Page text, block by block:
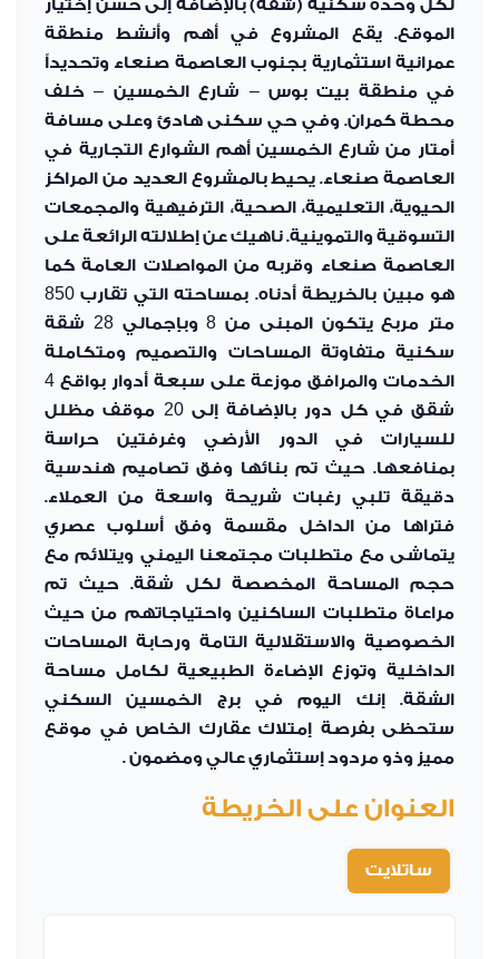
لكل وحدة سكنية (شقة) بالإضافة إلى حسن إختيار
الموقع. يقع المشروع في أهم وأنشط منطقة
عمرانية استثمارية بجنوب العاصمة صنعاء وتحديداً
في منطقة بيت بوس – شارع الخمسين – خلف
محطة كمران. وفي حي سكنى هادئ وعلى مسافة
أمتار من شارع الخمسين أهم الشوارع التجارية في
العاصمة صنعاء. يحيط بالمشروع العديد من المراكز
الحيوية، التعليمية، الصحية، الترفيهية والمجمعات
التسوقية والتموينية. ناهيك عن إطلالته الرائعة على
العاصمة صنعاء وقربه من المواصلات العامة كما
هو مبين بالخريطة أدناه. بمساحته التي تقارب 850
متر مربع يتكون المبنى من 8 وبإجمالي 28 شقة
سكنية متفاوتة المساحات والتصميم ومتكاملة
الخدمات والمرافق موزعة على سبعة أدوار بواقع 4
شقق في كل دور بالإضافة إلى 20 موقف مظلل
للسيارات في الدور الأرضي وغرفتين حراسة
بمنافعها. حيث تم بنائها وفق تصاميم هندسية
دقيقة تلبي رغبات شريحة واسعة من العملاء.
فتراها من الداخل مقسمة وفق أسلوب عصري
يتماشى مع متطلبات مجتمعنا اليمني ويتلائم مع
حجم المساحة المخصصة لكل شقة. حيث تم
مراعاة متطلبات الساكنين واحتياجاتهم من حيث
الخصوصية والاستقلالية التامة ورحابة المساحات
الداخلية وتوزع الإضاءة الطبيعية لكامل مساحة
الشقة. إنك اليوم في برج الخمسين السكني
ستحظى بفرصة إمتلاك عقارك الخاص في موقع
مميز وذو مردود إستثماري عالي ومضمون .
العنوان على الخريطة
ساتلايت